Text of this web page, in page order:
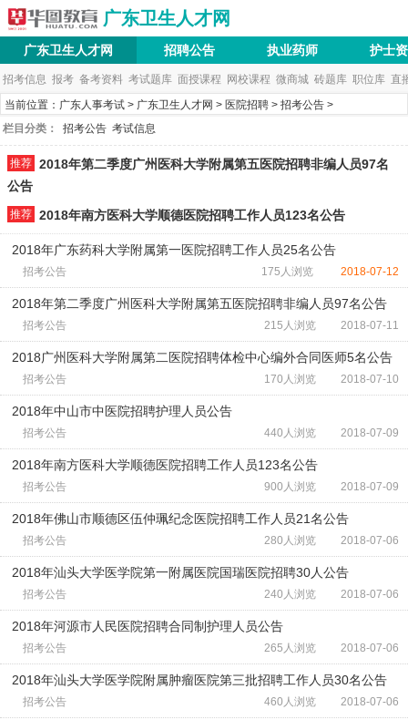
广东卫生人才网
广东卫生人才网 招聘公告 执业药师 护士
招考信息 报考 备考资料 考试题库 面授课程 网校课程 微商城 砖题库 职位库 直
在线客服咨询
当前位置： 广东人事考试 > 广东卫生人才网 > 医院招聘 >招考公告 >
栏目分类：
招考公告 考试信息
推荐 2018年第二季度广州医科大学附属第五医院招聘非编人员97名
公告
推荐 2018年南方医科大学顺德医院招聘工作人员123名公告
2018年广东药科大学附属第一医院招聘工作人员25名公告
招考公告 2018-07-12
175人浏览
2018年第二季度广州医科大学附属第五医院招聘非编人员97名公告
招考公告 2018-07-11
215人浏览
2018广州医科大学附属第二医院招聘体检中心编外合同医师5名公告
招考公告 2018-07-10
170人浏览
2018年中山市中医院招聘护理人员公告
招考公告 2018-07-09
440人浏览
2018年南方医科大学顺德医院招聘工作人员123名公告
招考公告 2018-07-09
900人浏览
2018年佛山市顺德区伍仲珮纪念医院招聘工作人员21名公告
招考公告 2018-07-06
280人浏览
2018年汕头大学医学院第一附属医院国瑞医院招聘30人公告
招考公告 2018-07-06
240人浏览
2018年河源市人民医院招聘合同制护理人员公告
招考公告 2018-07-06
265人浏览
2018年汕头大学医学院附属肿瘤医院第三批招聘工作人员30名公告
招考公告 2018-07-06
460人浏览